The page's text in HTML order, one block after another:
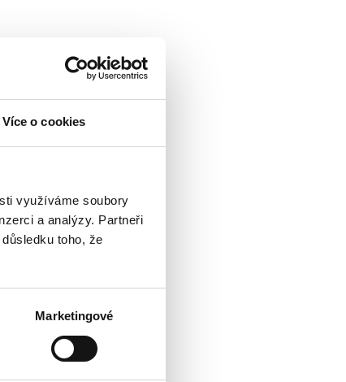
Více o cookies
využíváme soubory
a analýzy. Partneři
toho, že
Marketingové